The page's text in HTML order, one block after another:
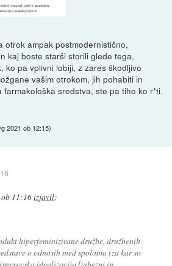
otrok ampak postmodernistično,
kaj boste starši storili glede tega,
ko pa vplivni lobiji, z zares škodljivo
vašim otrokom, jih pohabiti in
sredstva, ste pa tiho ko r*ti.
2021 ob 12:15)
11:16izjavil:
hiperfeminizirane družbe, družbenih
o odnosih med spoloma (za kar so